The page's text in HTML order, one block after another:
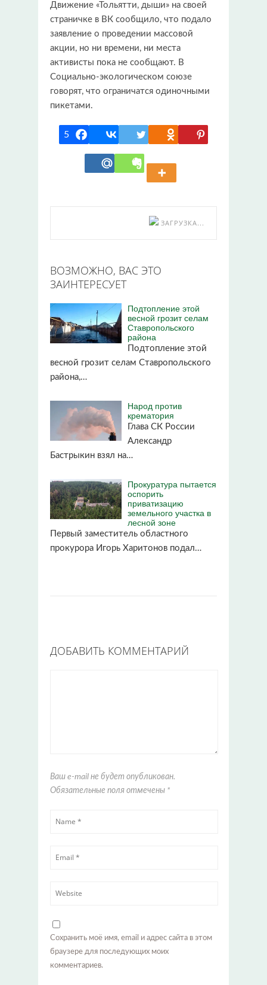
Движение «Тольятти, дыши» на своей
страничке в ВК сообщило, что подало
заявление о проведении массовой
акции, но ни времени, ни места
активисты пока не сообщают. В
Социально-экологическом союзе
говорят, что ограничатся одиночными
пикетами.
5
ЗАГРУЗКА...
ВОЗМОЖНО, ВАС ЭТО
ЗАИНТЕРЕСУЕТ
Подтопление этой
весной грозит селам
Ставропольского
района
Подтопление этой
весной грозит селам Ставропольского
района,…
Народ против
крематория
Глава СК России
Александр
Бастрыкин взял на…
Прокуратура пытается
оспорить
приватизацию
земельного участка в
лесной зоне
Первый заместитель областного
прокурора Игорь Харитонов подал…
ДОБАВИТЬ КОММЕНТАРИЙ
Ваш e-mail не будет опубликован.
Обязательные поля отмечены *
Сохранить моё имя, email и адрес сайта в этом
браузере для последующих моих
комментариев.